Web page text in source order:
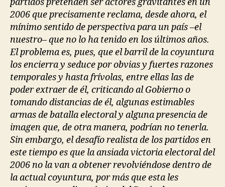
2006 que precisamente reclama, desde ahora, el
mínimo sentido de perspectiva para un país –el
nuestro– que no lo ha tenido en los últimos años.
El problema es, pues, que el barril de la coyuntura
los encierra y seduce por obvias y fuertes razones
temporales y hasta frívolas, entre ellas las de
poder extraer de él, criticando al Gobierno o
tomando distancias de él, algunas estimables
armas de batalla electoral y alguna presencia de
imagen que, de otra manera, podrían no tenerla.
Sin embargo, el desafío realista de los partidos en
este tiempo es que la ansiada victoria electoral del
2006 no la van a obtener revolviéndose dentro de
la actual coyuntura, por más que esta les